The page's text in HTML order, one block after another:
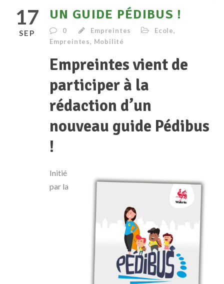
17
SEP
UN GUIDE PÉDIBUS !
0 Empreintes Ecole,
Empreintes, Mobilité
Empreintes vient de
participer à la
rédaction d’un
nouveau guide Pédibus
!
Initié
par la